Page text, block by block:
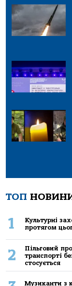
ТОП
1
Культурні
протягом
2
Пільговий
транспорті
стосується
Музиканти з